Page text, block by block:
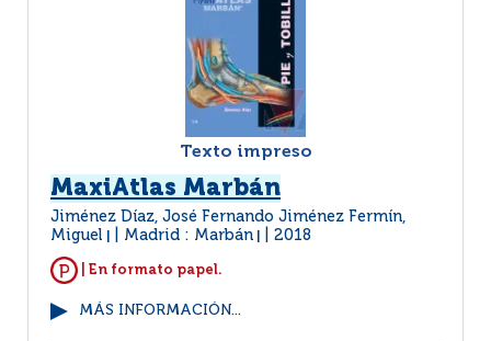
Texto impreso
MaxiAtlas Marbán
Jiménez Díaz, José Fernando Jiménez Fermín,
Miguel
Madrid : Marbán 2018
| En formato papel.
MÁS INFORMACIÓN...